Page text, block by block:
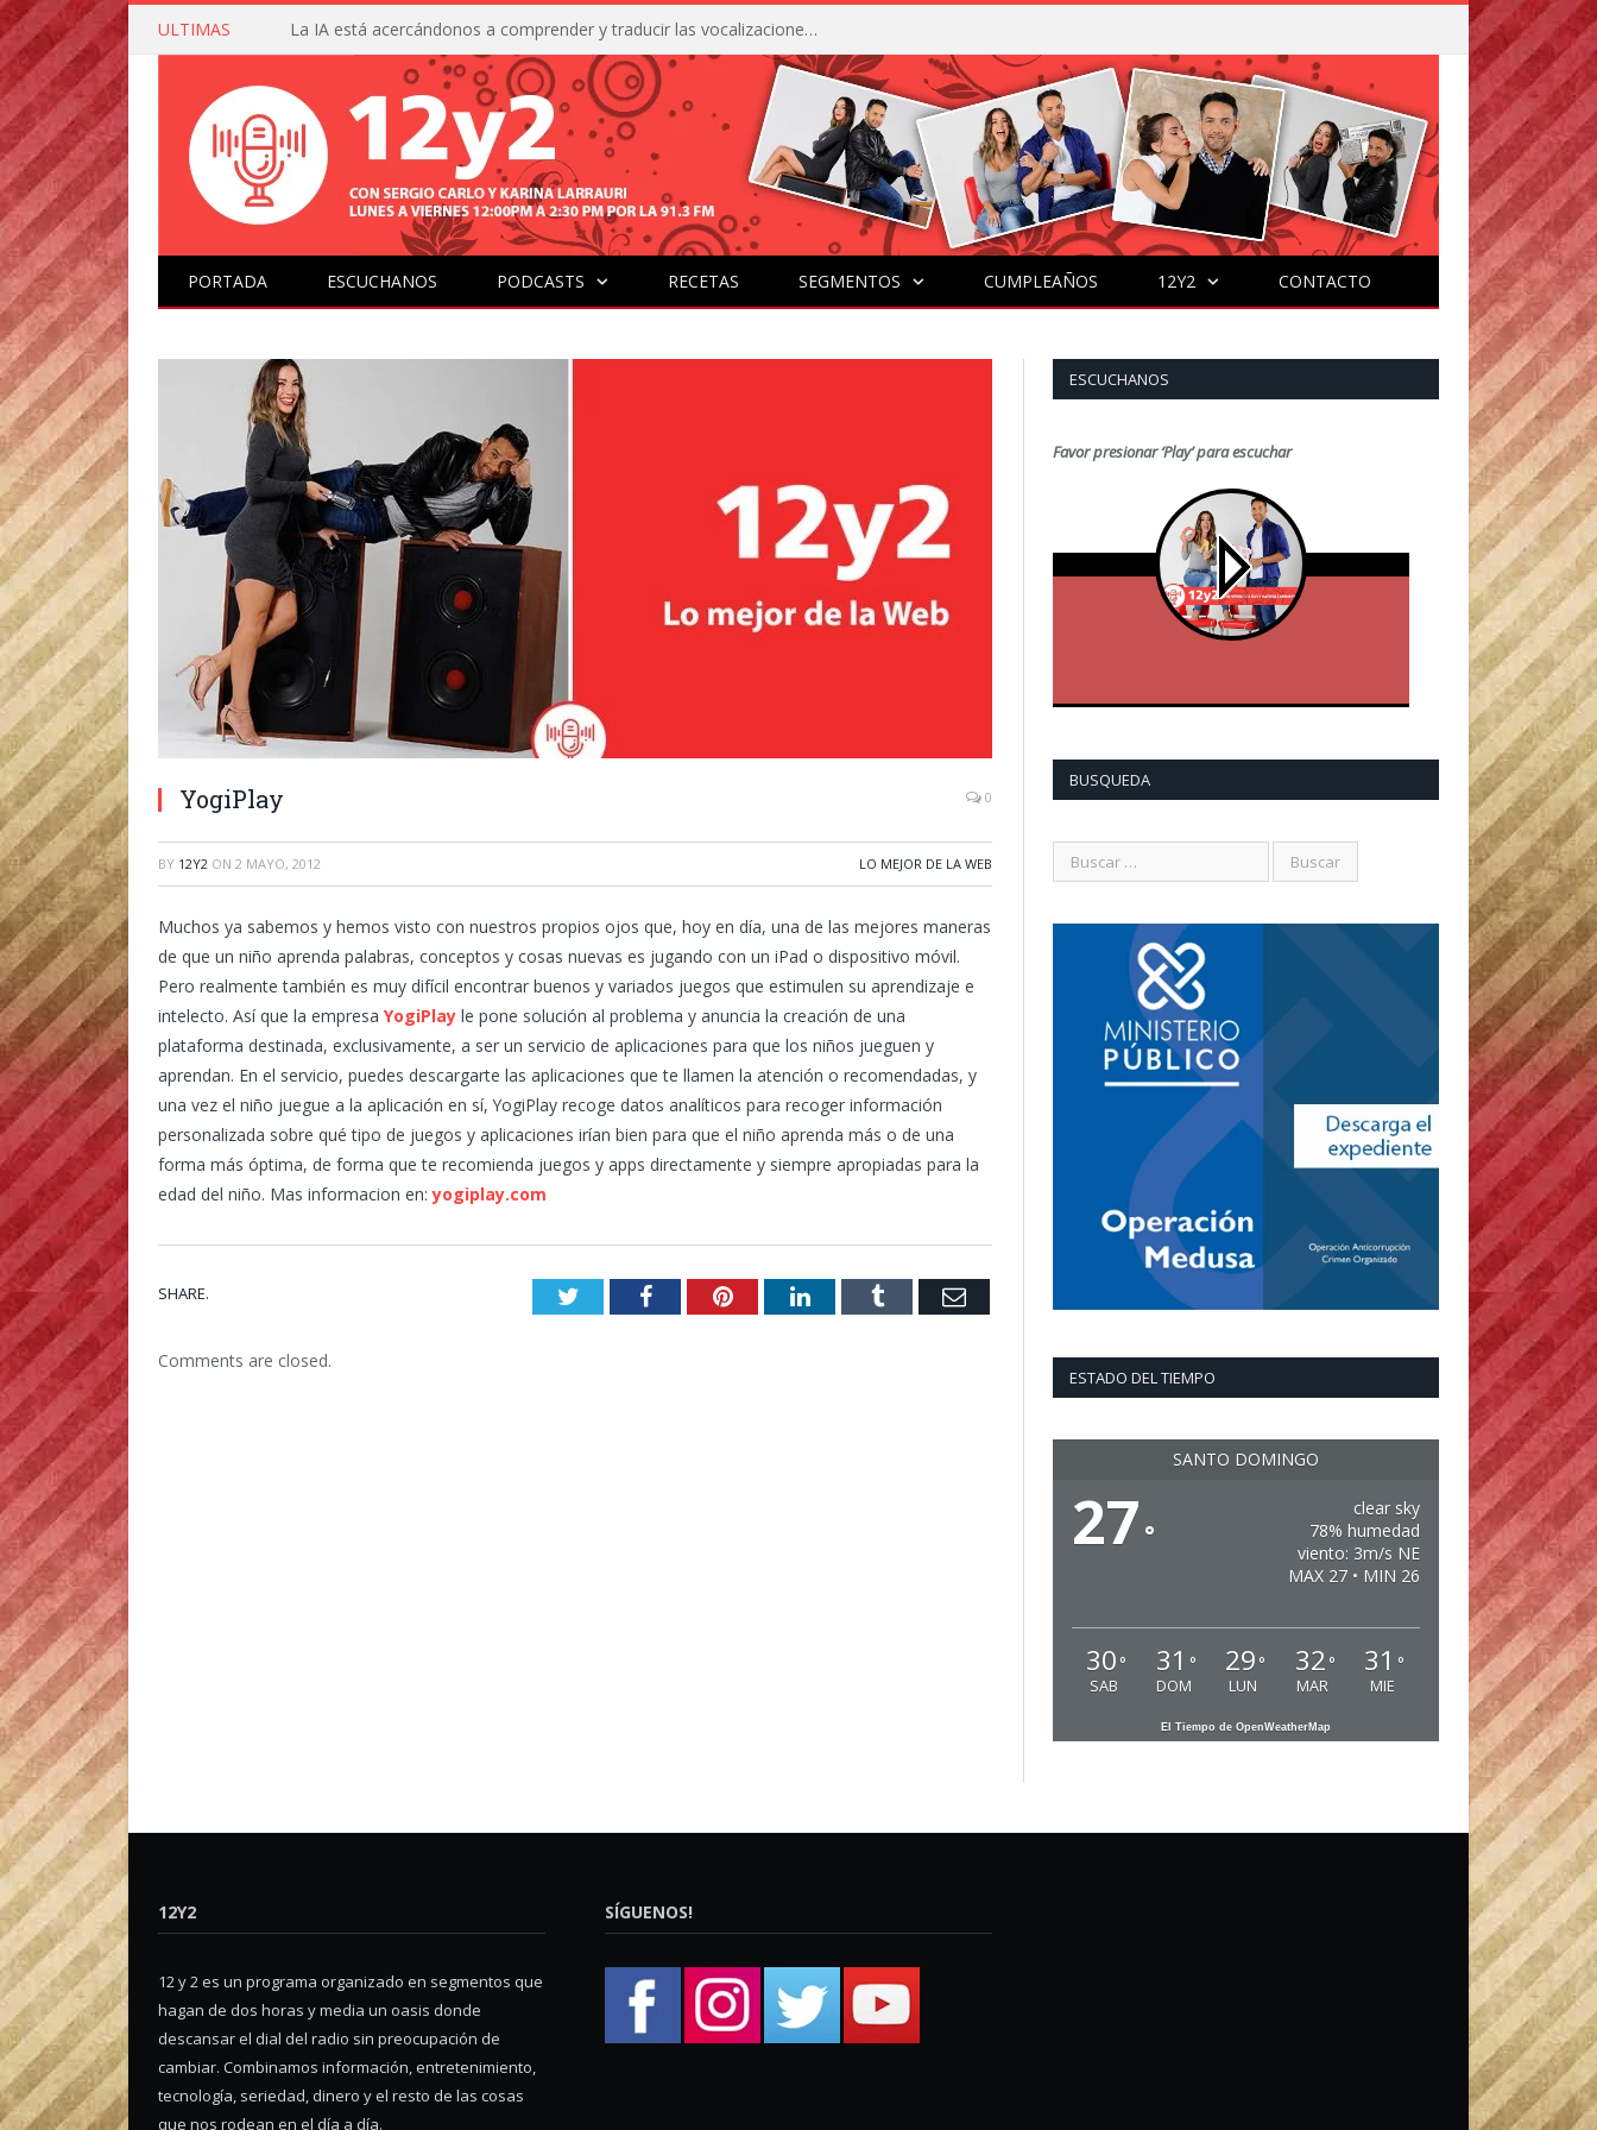
ULTIMAS La IA está acercándonos a comprender y traducir las vocalizaciones y comportamientos de nuestras mascotas
PORTADA ESCUCHANOS PODCASTS RECETAS SEGMENTOS CUMPLEAÑOS 12Y2 CONTACTO
YogiPlay 0
BY 12Y2 ON 2 MAYO, 2012 LO MEJOR DE LA WEB
Muchos ya sabemos y hemos visto con nuestros propios ojos que, hoy en día, una de las mejores maneras
de que un niño aprenda palabras, conceptos y cosas nuevas es jugando con un iPad o dispositivo móvil.
Pero realmente también es muy difícil encontrar buenos y variados juegos que estimulen su aprendizaje e
intelecto. Así que la empresa YogiPlay le pone solución al problema y anuncia la creación de una
plataforma destinada, exclusivamente, a ser un servicio de aplicaciones para que los niños jueguen y
aprendan. En el servicio, puedes descargarte las aplicaciones que te llamen la atención o recomendadas, y
una vez el niño juegue a la aplicación en sí, YogiPlay recoge datos analíticos para recoger información
personalizada sobre qué tipo de juegos y aplicaciones irían bien para que el niño aprenda más o de una
forma más óptima, de forma que te recomienda juegos y apps directamente y siempre apropiadas para la
edad del niño. Mas informacion en:yogiplay.com
SHARE. TwitterFacebookPinterestLinkedInTumblr Email
Comments are closed.
ESCUCHANOS
Favor presionar ‘Play’ para escuchar
BUSQUEDA
ESTADO DEL TIEMPO
SANTO DOMINGO
27 °
clear sky
78% humedad
viento: 3m/s NE
MAX 27 • MIN 26
30 °
SAB
31 °
DOM
29 °
LUN
32 °
MAR
31 °
MIE
El Tiempo de OpenWeatherMap
12Y2
12 y 2 es un programa organizado en segmentos que
hagan de dos horas y media un oasis donde
descansar el dial del radio sin preocupación de
cambiar. Combinamos información, entretenimiento,
tecnología, seriedad, dinero y el resto de las cosas
que nos rodean en el día a día.
SÍGUENOS!